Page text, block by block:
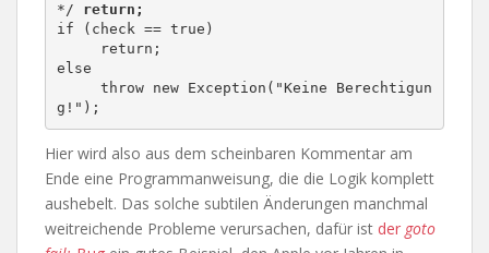
*/ return;
if (check == true)
else
g!");
Hier wird also aus dem scheinbaren Kommentar am
Ende eine Programmanweisung, die die Logik komplett
aushebelt. Das solche subtilen Änderungen manchmal
weitreichende Probleme verursachen, dafür ist der goto